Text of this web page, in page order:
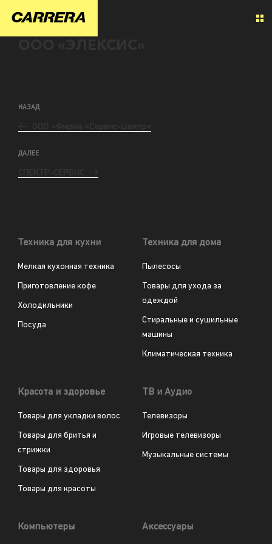
НАЗАД
ДАЛЕЕ
Техника для кухни
Мелкая кухонная техника
Приготовление кофе
Холодильники
Посуда
Техника для дома
Пылесосы
Товары для ухода за
одеждой
Стиральные и сушильные
машины
Климатическая техника
Красота и здоровье
Товары для укладки волос
Товары для бритья и
стрижки
Товары для здоровья
Товары для красоты
ТВ и Аудио
Телевизоры
Игровые телевизоры
Музыкальные системы
Компьютеры Аксессуары